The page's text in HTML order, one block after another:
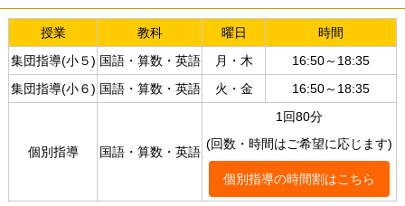
授業 教科 曜日
時間
集団指導(小５) 国語・算数・英語 月・木
16:50～18:35
集団指導(小６) 国語・算数・英語 火・金 16:50～18:35
個別指導 国語・算数・英語
1回80分
(回数・時間はご希望に応じます)
個別指導の時間割はこちら